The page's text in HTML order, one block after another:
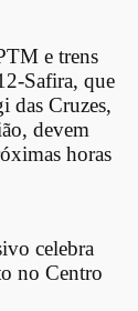
e trens
Safira, que
das Cruzes,
devem
horas
celebra
no Centro